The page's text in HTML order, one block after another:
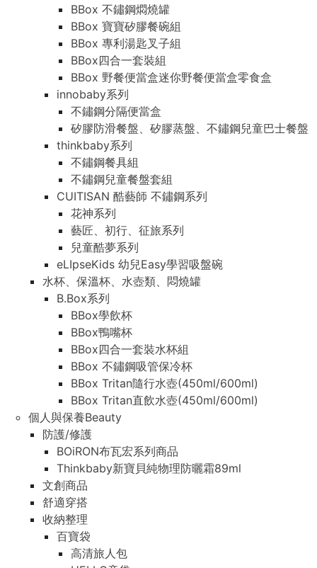
BBox 不鏽鋼燜燒罐
BBox 寶寶矽膠餐碗組
BBox 專利湯匙叉子組
BBox四合一套裝組
BBox 野餐便當盒迷你野餐便當盒零食盒
innobaby系列
不鏽鋼分隔便當盒
矽膠防滑餐盤、矽膠蒸盤、不鏽鋼兒童巴士餐盤
thinkbaby系列
不鏽鋼餐具組
不鏽鋼兒童餐盤套組
CUITISAN 酷藝師 不鏽鋼系列
花神系列
藝匠、初行、征旅系列
兒童酷夢系列
eLIpseKids 幼兒Easy學習吸盤碗
水杯、保溫杯、水壺類、悶燒罐
B.Box系列
BBox學飲杯
BBox鴨嘴杯
BBox四合一套裝水杯組
BBox 不鏽鋼吸管保冷杯
BBox Tritan隨行水壺(450ml/600ml)
BBox Tritan直飲水壺(450ml/600ml)
個人與保養Beauty
防護/修護
BOiRON布瓦宏系列商品
Thinkbaby新寶貝純物理防曬霜89ml
文創商品
舒適穿搭
收納整理
百寶袋
高清旅人包